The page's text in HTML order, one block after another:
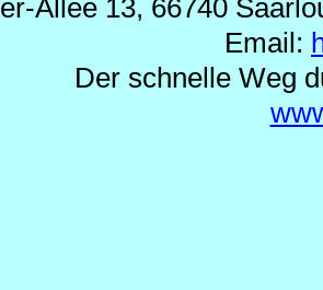
Allee 13, 66740
Email:
Der schnelle Weg